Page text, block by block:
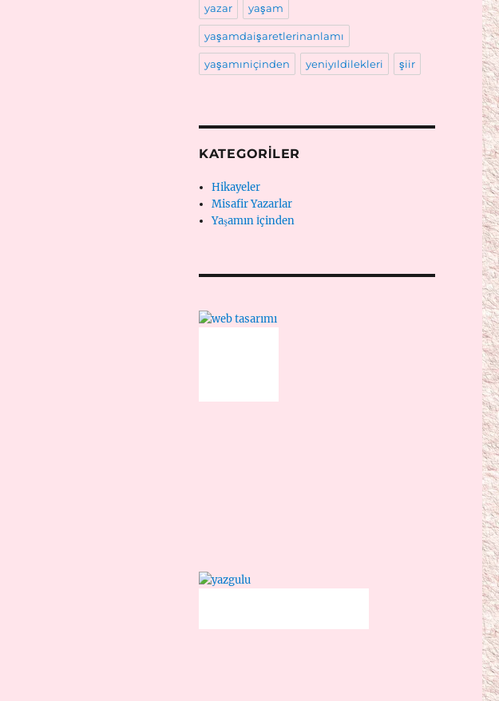
yazar yaşam
yaşamdaişaretlerinanlamı
yaşamıniçinden yeniyıldilekleri şiir
KATEGORILER
Hikayeler
Misafir Yazarlar
Yaşamın İçinden